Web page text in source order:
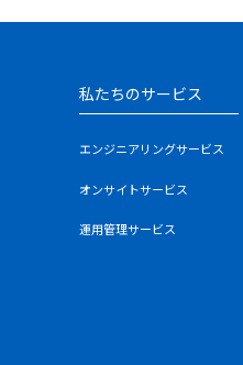
私たちのサービス
エンジニアリングサービス
オンサイトサービス
運用管理サービス